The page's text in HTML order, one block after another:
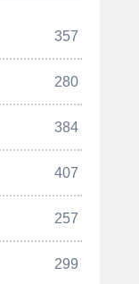
357
280
384
407
257
299